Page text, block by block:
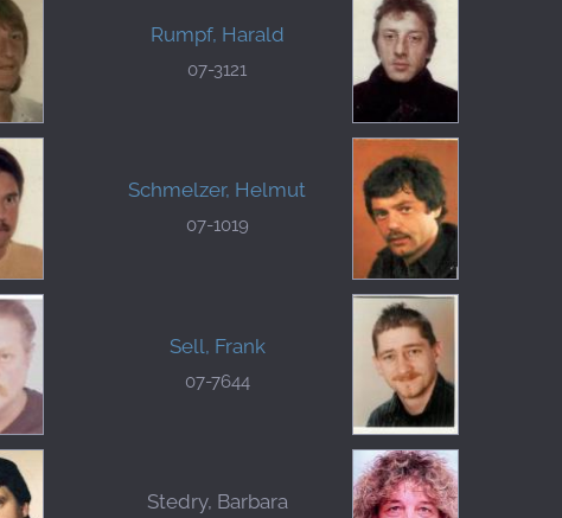
Rumpf, Harald
07-3121
Schmelzer, Helmut
07-1019
Sell, Frank
07-7644
Stedry, Barbara